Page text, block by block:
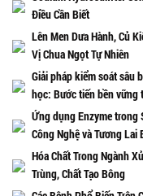
Điều Cần Biết
Lên Men Dưa Hành, Củ
Vị Chua Ngọt Tự Nhiên
Giải pháp kiểm soát sâu
học: Bước tiến bền vững
Ứng dụng Enzyme trong
Công Nghệ và Tương Lai
Hóa Chất Trong Ngành
Trùng, Chất Tạo Bông